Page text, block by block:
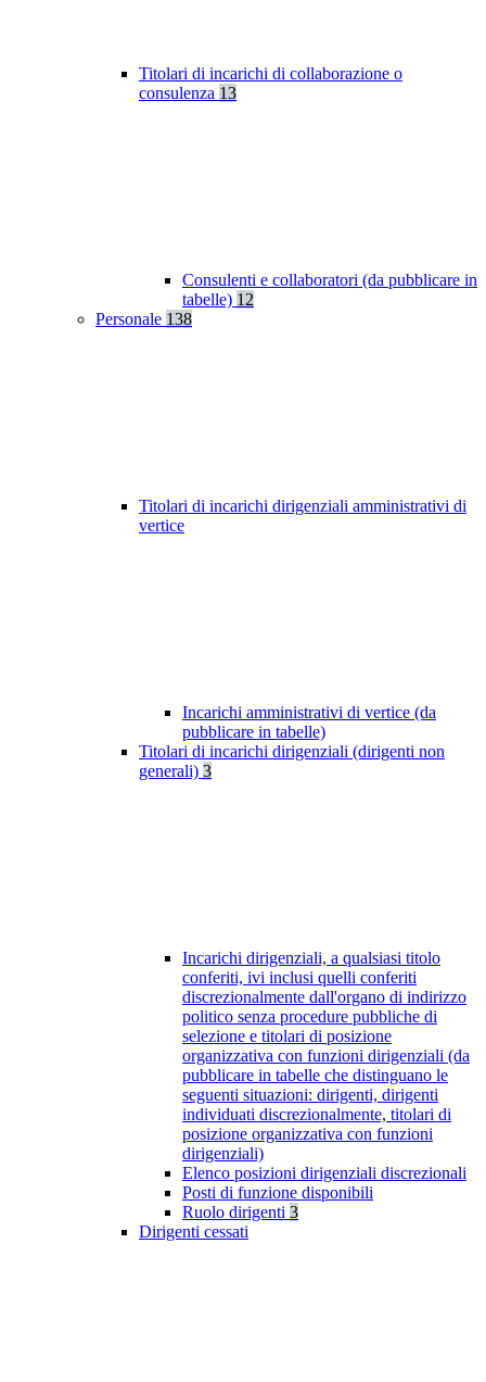
Titolari di incarichi di collaborazione o
consulenza 13
Consulenti e collaboratori (da pubblicare in
tabelle) 12
Personale 138
Titolari di incarichi dirigenziali amministrativi di
vertice
Incarichi amministrativi di vertice (da
pubblicare in tabelle)
Titolari di incarichi dirigenziali (dirigenti non
generali) 3
Incarichi dirigenziali, a qualsiasi titolo
conferiti, ivi inclusi quelli conferiti
discrezionalmente dall'organo di indirizzo
politico senza procedure pubbliche di
selezione e titolari di posizione
organizzativa con funzioni dirigenziali (da
pubblicare in tabelle che distinguano le
seguenti situazioni: dirigenti, dirigenti
individuati discrezionalmente, titolari di
posizione organizzativa con funzioni
dirigenziali)
Elenco posizioni dirigenziali discrezionali
Posti di funzione disponibili
Ruolo dirigenti 3
Dirigenti cessati